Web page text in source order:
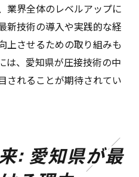
業界全体のレベルアップに
新技術の導入や実践的な経
上させるための取り組みも
は、愛知県が圧接技術の中
されることが期待されてい
: 愛知県が最